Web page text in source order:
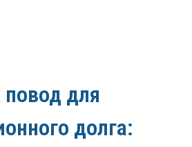
повод для
долга: